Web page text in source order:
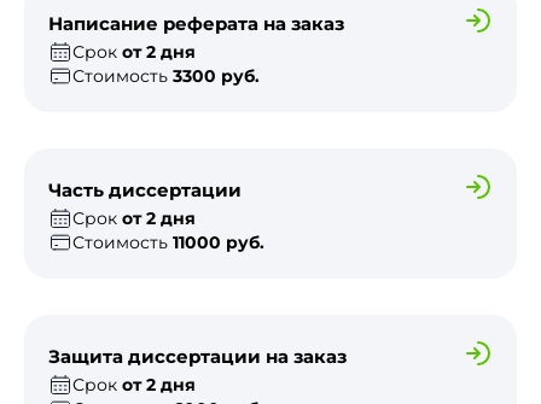
Написание реферата на заказ
Срок от 2 дня
Стоимость 3300 руб.
Часть диссертации
Срок от 2 дня
Стоимость 11000 руб.
Защита диссертации на заказ
Срок от 2 дня